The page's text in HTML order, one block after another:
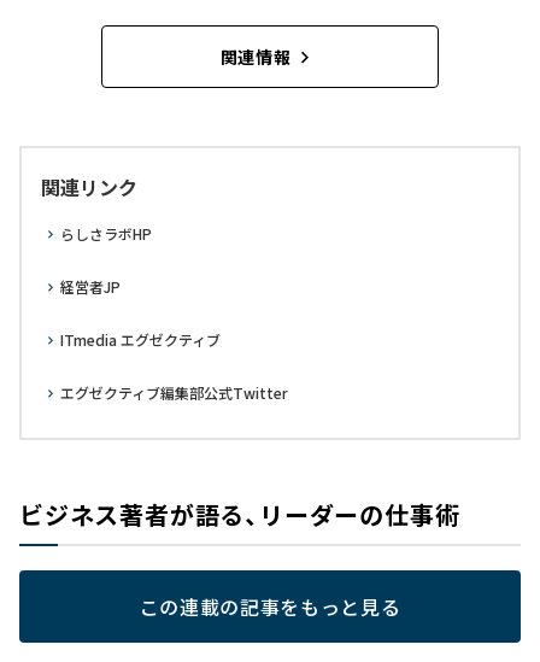
関連情報
関連リンク
らしさラボHP
経営者JP
ITmedia エグゼクティブ
エグゼクティブ編集部公式Twitter
ビジネス著者が語る、リーダーの仕事術
この連載の記事をもっと見る